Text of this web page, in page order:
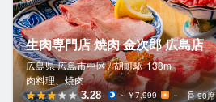
生肉専門店 焼肉 金次郎 広島店
広島県 広島市中区 / 胡町駅 138m
肉料理、焼肉
3.28 ～￥7,999 － 90席